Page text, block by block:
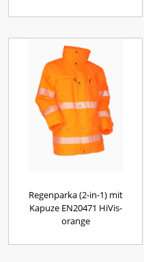
Regenparka (2-in-1) mit
Kapuze EN20471 HiVis-
orange